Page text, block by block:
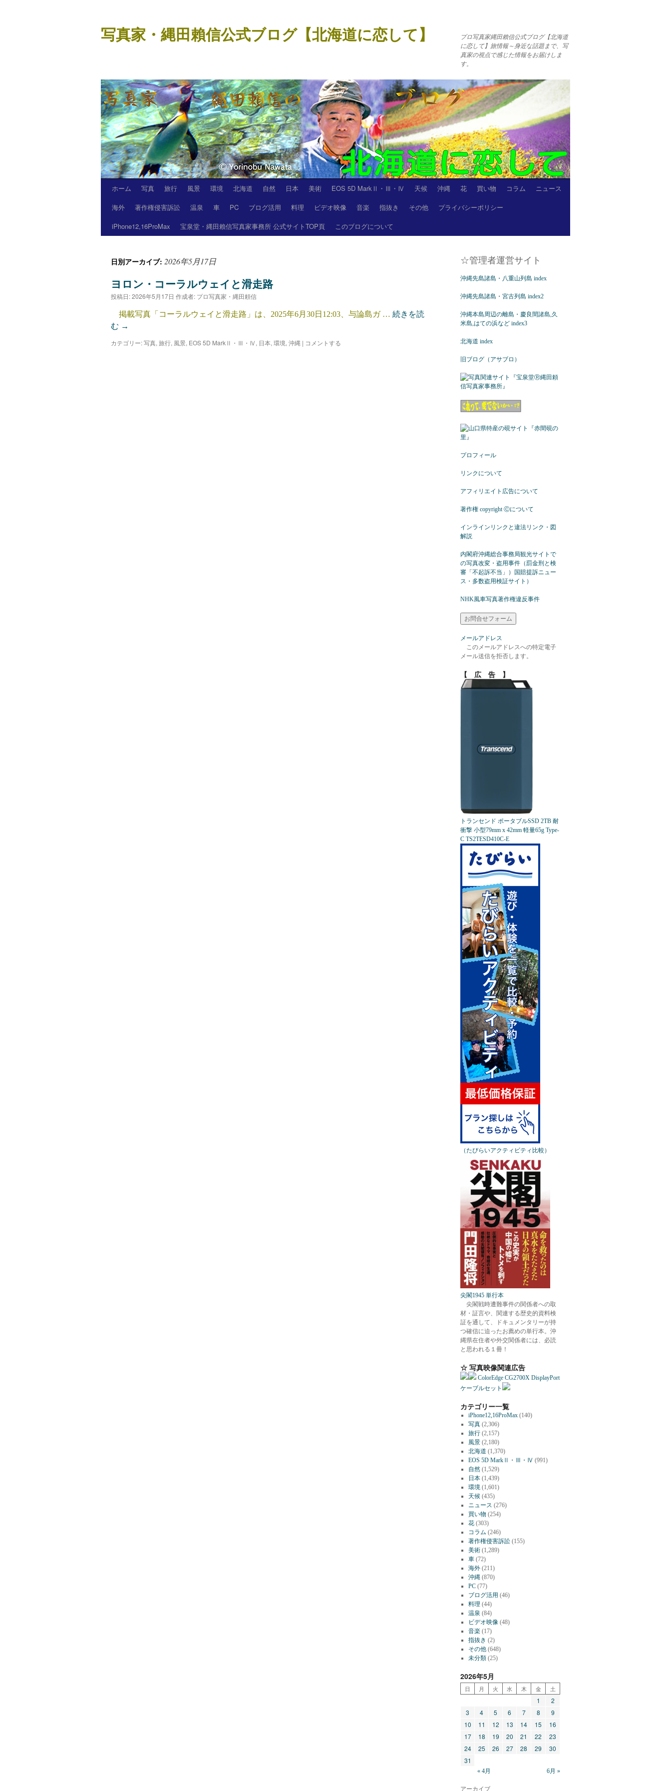
テ
ン
ッ
プ
写真家・縄田賴信公式ブログ【北海道に恋して】
プロ写真家縄田賴信公式ブログ【北海道
に恋して】旅情報～身近な話題まで、写
真家の視点で感じた情報をお届けしま
す。
ホーム 写真 旅行 風景 環境 北海道 自然 日本 美術 EOS 5D MarkⅡ・Ⅲ・Ⅳ 天候 沖縄 花 買い物 コラム
ニュース
海外
著作権侵害訴訟 温泉 車 PC ブログ活用 料理 ビデオ映像 音楽 指抜き その他
プライバシーポリシー
iPhone12,16ProMax
宝泉堂・縄田賴信写真家事務所 公式サイトTOP頁 このブログについて
日別アーカイブ: 2026年5月17日
ヨロン・コーラルウェイと滑走路
投稿日:2026年5月17日 作成者: プロ写真家・縄田頼信
掲載写真「コーラルウェイと滑走路」は、2025年6月30日12:03、与論島ガ … 続きを読
む →
カテゴリー:写真, 旅行, 風景, EOS 5D MarkⅡ・Ⅲ・Ⅳ, 日本, 環境, 沖縄 | コメントする
☆管理者運営サイト
沖縄先島諸島・八重山列島 index
沖縄先島諸島・宮古列島 index2
沖縄本島周辺の離島・慶良間諸島,久
米島,はての浜など index3
北海道 index
旧ブログ（アサブロ）
プロフィール
リンクについて
アフィリエイト広告について
著作権 copyright Ⓒについて
インラインリンクと違法リンク・図
解説
内閣府沖縄総合事務局観光サイトで
の写真改変・盗用事件（罰金刑と検
審「不起訴不当」）国賠提訴ニュー
ス・多数盗用検証サイト）
NHK風車写真著作権違反事件
メールアドレス
このメールアドレスへの特定電子
メール送信を拒否します。
【 広 告 】
トランセンド ポータブルSSD 2TB 耐
衝撃 小型79mm x 42mm 軽量65g Type-
C TS2TESD410C-E
（たびらいアクティビティ比較）
尖閣1945 単行本
尖閣戦時遭難事件の関係者への取
材・証言や、関連する歴史的資料検
証を通して、ドキュメンタリーが持
つ確信に迫ったお薦めの単行本。沖
縄県在住者や外交関係者には、必読
と思われる１冊！
☆ 写真映像関連広告
ColorEdge CG2700X DisplayPort
ケーブルセット
カテゴリー一覧
iPhone12,16ProMax(140)
写真(2,306)
旅行(2,157)
風景(2,180)
北海道 (1,370)
EOS 5D MarkⅡ・Ⅲ・Ⅳ (991)
自然(1,529)
日本(1,439)
環境 (1,601)
天候(435)
ニュース (276)
買い物 (254)
花(303)
コラム (246)
著作権侵害訴訟(155)
美術(1,289)
車(72)
海外(211)
沖縄 (870)
PC(77)
ブログ活用 (46)
料理 (44)
温泉 (84)
ビデオ映像 (48)
音楽(17)
指抜き (2)
その他(648)
未分類(25)
2026年5月
日 月 火 水 木 金 土
1
2
3
4 5 6 7 8
9
10
11 12 13 14 15
16
17
18 19 20 21 22
23
24
25 26 27 28 29
30
31
« 4月 6月 »
アーカイブ